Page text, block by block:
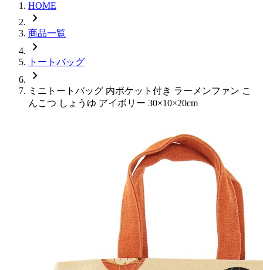
HOME
chevron_right
商品一覧
chevron_right
トートバッグ
chevron_right
ミニトートバッグ 内ポケット付き ラーメンファン こ
んこつ しょうゆ アイボリー 30×10×20cm